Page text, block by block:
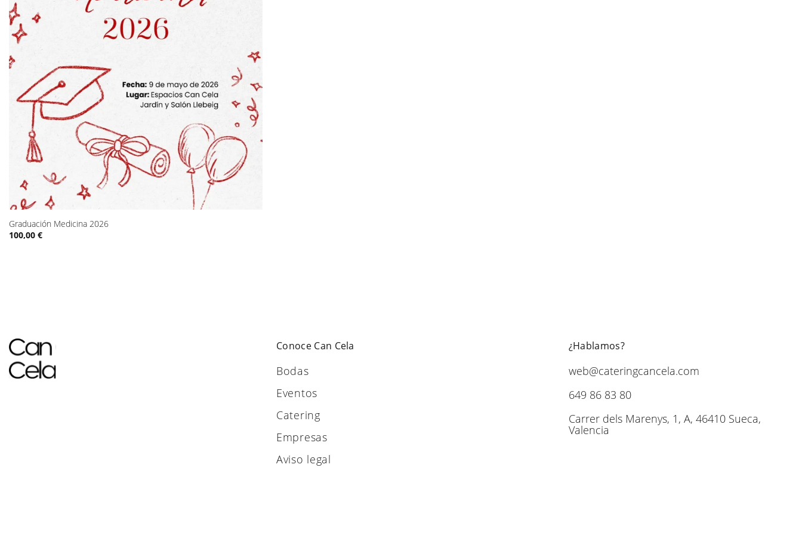
Graduación Medicina 2026
100,00 €
Conoce Can Cela
Bodas
Eventos
Catering
Empresas
Aviso legal
¿Hablamos?
web@cateringcancela.com
649 86 83 80
Carrer dels Marenys, 1, A, 46410 Sueca,
Valencia